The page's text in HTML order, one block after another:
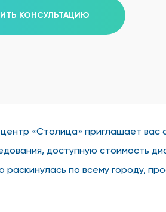
КОНСУЛЬТАЦИЮ
«Столица» приглашает
доступную стоимость
раскинулась по всему городу,